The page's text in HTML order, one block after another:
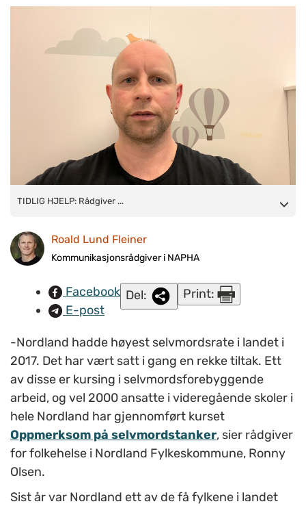
TIDLIG HJELP: Rådgiver for folkehelse i Nordland
opplæring i selvmordsforebygging for alle ansatte
ved samtlige videregående skoler i Nordland. Også Bergen har
TIDLIG HJELP: Rådgiver ...
Roald Lund Fleiner
Kommunikasjonsrådgiver i NAPHA
Facebook
E-post
Del: Print:
-Nordland hadde høyest selvmordsrate i landet i
2017. Det har vært satt i gang en rekke tiltak. Ett
av disse er kursing i selvmordsforebyggende
arbeid, og vel 2000 ansatte i videregående skoler i
hele Nordland har gjennomført kurset
Oppmerksom på selvmordstanker, sier rådgiver
for folkehelse i Nordland Fylkeskommune, Ronny
Olsen.
Sist år var Nordland ett av de få fylkene i landet